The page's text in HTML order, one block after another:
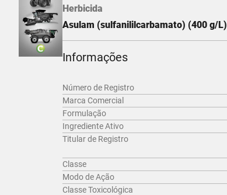
Herbicida
Asulam (sulfanililcarbamato) (400 g/L)
Informações
Número de Registro
Marca Comercial
Formulação
Ingrediente Ativo
Titular de Registro
Classe
Modo de Ação
Classe Toxicológica